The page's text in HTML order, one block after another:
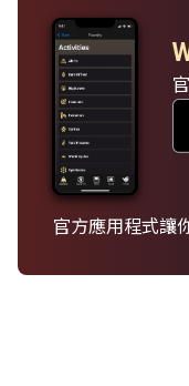
官方應用程式讓